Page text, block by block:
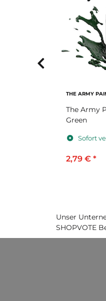
THE ARMY
The Army
Green
Sofort
2,79 € *
Unser
SHOPVOTE